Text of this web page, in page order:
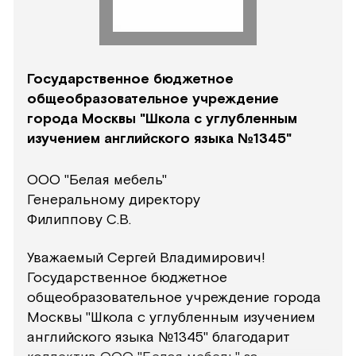
Государственное бюджетное
общеобразовательное учреждение
города Москвы "Школа с углубленным
изучением английского языка №1345"
ООО "Белая мебель"
Генеральному директору
Филиппову С.В.
Уважаемый Сергей Владимирович!
Государственное бюджетное
общеобразовательное учреждение города
Москвы "Школа с углубленным изучением
английского языка №1345" благодарит